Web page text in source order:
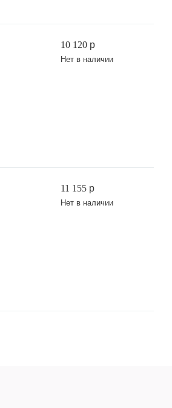
10 120 p
Нет в наличии
11 155 p
Нет в наличии